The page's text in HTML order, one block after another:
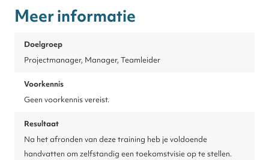
Meer informatie
Doelgroep
Projectmanager, Manager, Teamleider
Voorkennis
Geen voorkennis vereist.
Resultaat
Na het afronden van deze training heb je voldoende
handvatten om zelfstandig een toekomstvisie op te stellen.